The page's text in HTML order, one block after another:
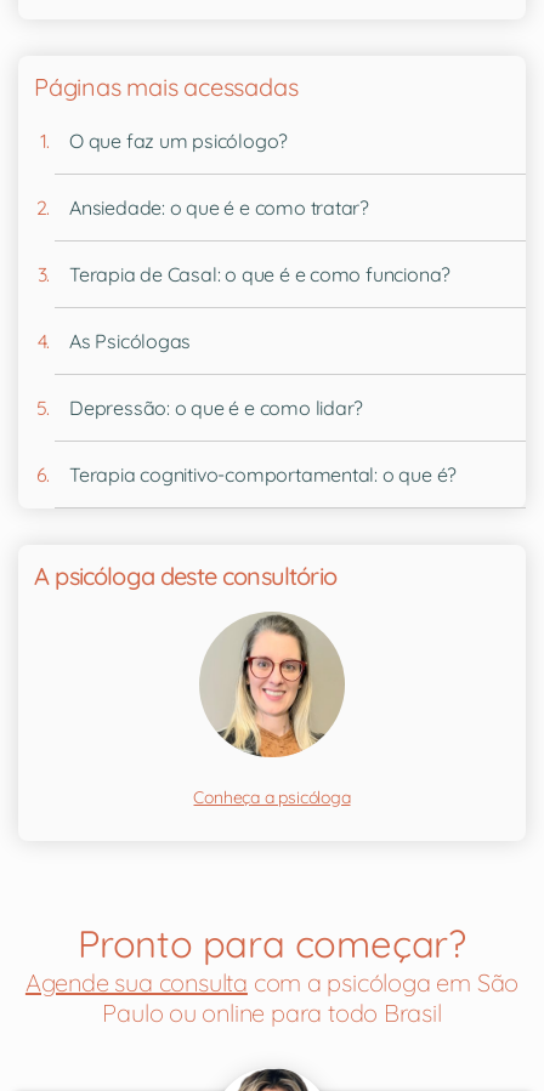
Páginas mais acessadas
O que faz um psicólogo?
Ansiedade: o que é e como tratar?
Terapia de Casal: o que é e como funciona?
As Psicólogas
Depressão: o que é e como lidar?
Terapia cognitivo-comportamental: o que é?
A psicóloga deste consultório
Conheça a psicóloga
Pronto para começar?
Agende sua consulta com a psicóloga em São
Paulo ou online para todo Brasil